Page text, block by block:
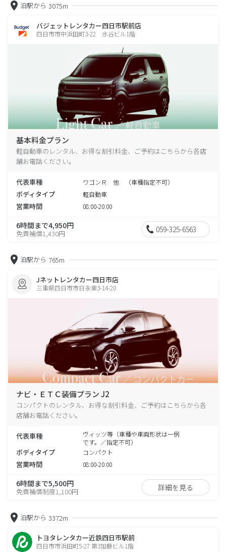
泊駅から 3075m
バジェットレンタカー四日市駅前店
四日市市中浜田町3-22 水谷ビル1階
基本料金プラン
軽自動車のレンタル、お得な割引料金、ご予約はこちらから各店
舗お電話ください。
代表車種 ワゴンＲ 他 （車種指定不可）
ボディタイプ 軽自動車
営業時間 08:00-20:00
6時間まで4,950円
免責補償1,430円 059-325-6563
泊駅から 765m
Jネットレンタカー四日市店
三重県四日市市日永東3-14-20
ナビ・ＥＴＣ装備プラン J2
コンパクトのレンタル、お得な割引料金、ご予約はこちらから各
店舗お電話ください。
代表車種
ヴィッツ等（車種や車両形状は一例
です。／指定不可）
ボディタイプ コンパクト
営業時間 08:00-20:00
6時間まで5,500円
免責補償制度1,100円 詳細を見る
泊駅から 3372m
トヨタレンタカー近鉄四日市駅前
四日市市浜田町5-27 第3加藤ビル1階